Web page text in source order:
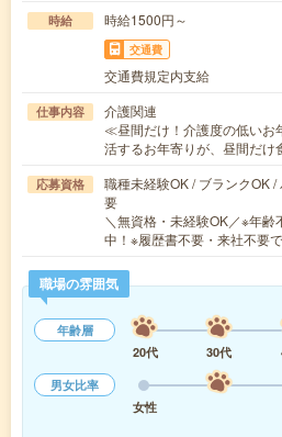
時給 時給1500円～
交通費
交通費規定内支給
仕事内容
介護関連
≪昼間だけ！介護度の低い
活するお年寄りが、昼間だ
応募資格
職種未経験OK / ブランクOK
要
＼無資格・未経験OK／※年
中！※履歴書不要・来社不要
職場の雰囲気
年齢層
20代
30代
男女比率
女性